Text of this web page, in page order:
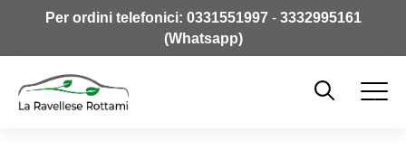
Per ordini telefonici: 0331551997- 3332995161
(Whatsapp)